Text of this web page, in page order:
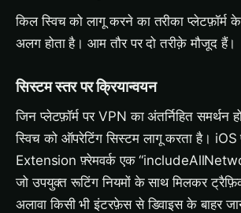
किल स्विच को लागू करने का तरीका प्लेटफ़ॉर्म
अलग होता है। आम तौर पर दो तरीक़े मौजूद हैं।
सिस्टम स्तर पर क्रियान्वयन
जिन प्लेटफ़ॉर्म पर VPN का अंतर्निहित समर्थन
स्विच को ऑपरेटिंग सिस्टम लागू करता है।
Extension फ़्रेमवर्क एक
जो उपयुक्त रूटिंग नियमों के साथ मिलकर
अलावा किसी भी इंटरफ़ेस से डिवाइस के बाहर